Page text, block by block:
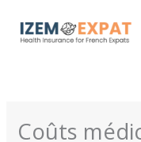
Coûts